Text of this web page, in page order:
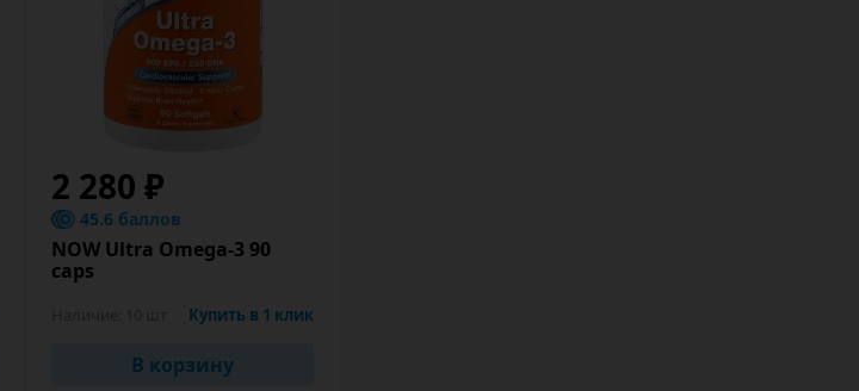
2 280 ₽
45.6 баллов
NOW Ultra Omega-3 90
caps
Купить в 1 клик
В корзину